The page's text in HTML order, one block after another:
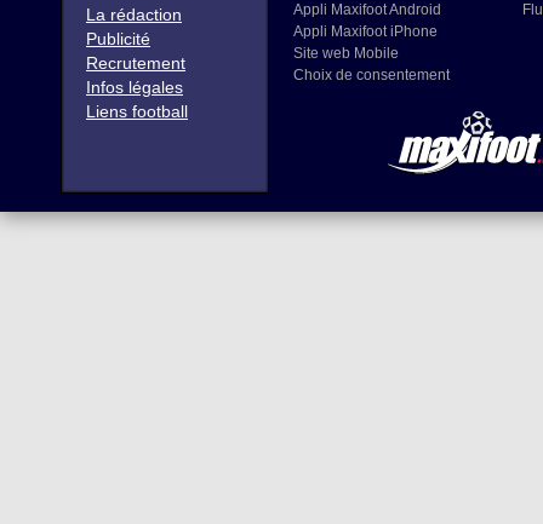
La rédaction
Publicité
Recrutement
Infos légales
Liens football
Appli Maxifoot Android
Appli Maxifoot iPhone
Site web Mobile
Choix de consentement